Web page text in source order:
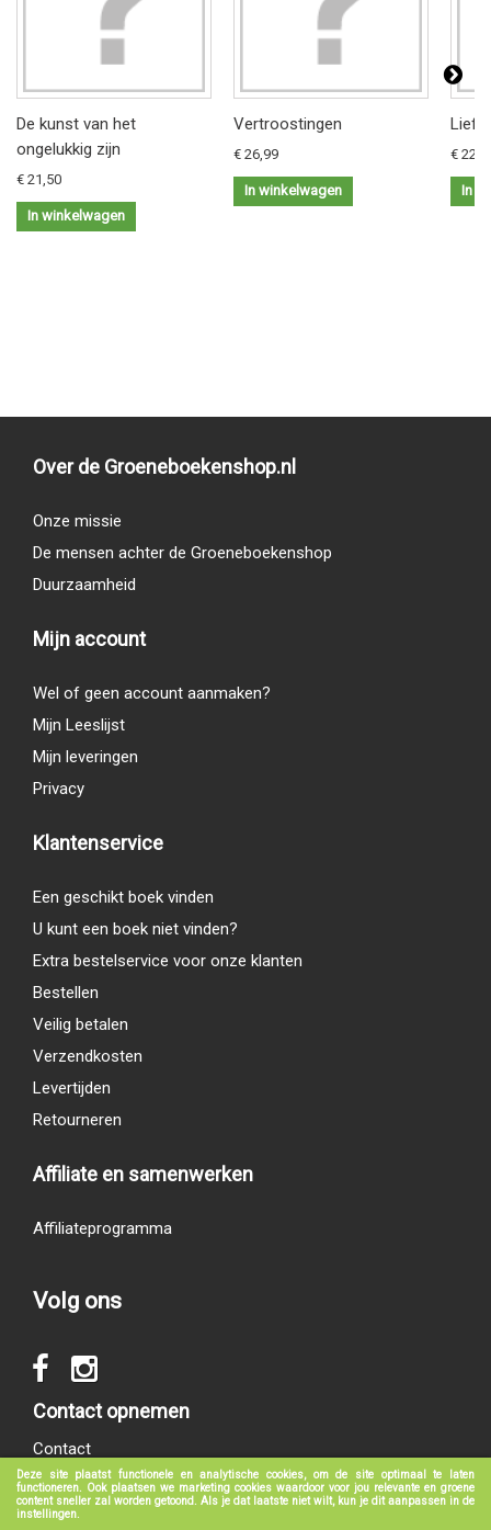
Deze site plaatst functionele en analytische cookies, om de site optimaal te laten
functioneren. Ook plaatsen we marketing cookies waardoor voor jou relevante en groene
content sneller zal worden getoond. Als je dat laatste niet wilt, kun je dit aanpassen in de
instellingen.
De kunst van het
ongelukkig zijn
€ 21,50
In winkelwagen
Vertroostingen
€ 26,99
In winkelwagen
€
In
Over de Groeneboekenshop.nl
Onze missie
De mensen achter de Groeneboekenshop
Duurzaamheid
Mijn account
Wel of geen account aanmaken?
Mijn Leeslijst
Mijn leveringen
Privacy
Klantenservice
Een geschikt boek vinden
U kunt een boek niet vinden?
Extra bestelservice voor onze klanten
Bestellen
Veilig betalen
Verzendkosten
Levertijden
Retourneren
Affiliate en samenwerken
Affiliateprogramma
Volg ons
Contact opnemen
Contact